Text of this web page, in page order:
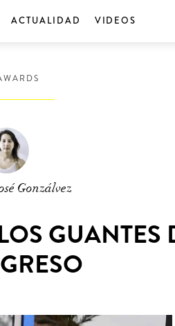
ACTUALIDAD VIDEOS
Gonzálvez
GUANTES